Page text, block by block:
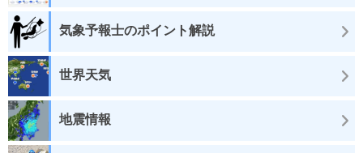
気象予報士のポイント解説
世界天気
地震情報